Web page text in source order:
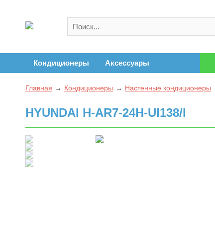
Кондиционеры Аксессуары
Главная Кондиционеры Настенные кондиционеры
HYUNDAI H-AR7-24H-UI138/I